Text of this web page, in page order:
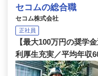
セコムの総合職
セコム株式会社
正社員
【最大100万円の奨学
利厚生充実／平均年収